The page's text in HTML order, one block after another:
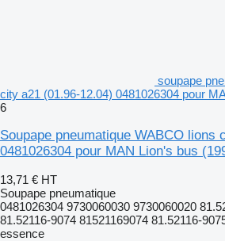
soupape
city a21 (01.96-12.04) 0481026304 pour
6
Soupape pneumatique WABCO lions
0481026304 pour MAN Lion's bus
13,71 € HT
Soupape pneumatique
0481026304 9730060030 9730060020
81.52116-9074 81521169074 81.52116-
essence